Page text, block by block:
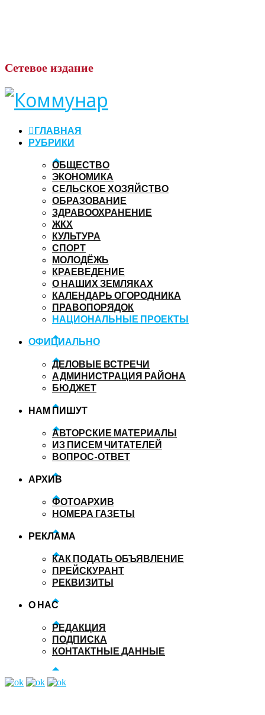
Сетевое издание
ГЛАВНАЯ
РУБРИКИ
ОБЩЕСТВО
ЭКОНОМИКА
СЕЛЬСКОЕ ХОЗЯЙСТВО
ОБРАЗОВАНИЕ
ЗДРАВООХРАНЕНИЕ
ЖКХ
КУЛЬТУРА
СПОРТ
МОЛОДЁЖЬ
КРАЕВЕДЕНИЕ
О НАШИХ ЗЕМЛЯКАХ
КАЛЕНДАРЬ ОГОРОДНИКА
ПРАВОПОРЯДОК
НАЦИОНАЛЬНЫЕ ПРОЕКТЫ
ОФИЦИАЛЬНО
ДЕЛОВЫЕ ВСТРЕЧИ
АДМИНИСТРАЦИЯ РАЙОНА
БЮДЖЕТ
НАМ ПИШУТ
АВТОРСКИЕ МАТЕРИАЛЫ
ИЗ ПИСЕМ ЧИТАТЕЛЕЙ
ВОПРОС-ОТВЕТ
АРХИВ
ФОТОАРХИВ
НОМЕРА ГАЗЕТЫ
РЕКЛАМА
КАК ПОДАТЬ ОБЪЯВЛЕНИЕ
ПРЕЙСКУРАНТ
РЕКВИЗИТЫ
О НАС
РЕДАКЦИЯ
ПОДПИСКА
КОНТАКТНЫЕ ДАННЫЕ